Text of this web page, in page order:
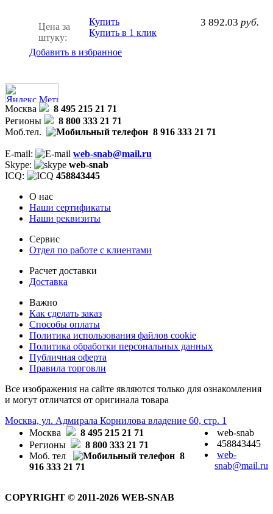
Цена за
штуку:
3 892.03 руб.
Купить
Купить в 1 клик
Добавить в избранное
Москва
8 495 215 21 71
Регионы
8 800 333 21 71
Моб.тел.
8 916 333 21 71
E-mail:
web-snab@mail.ru
Skype:
web-snab
ICQ:
458843445
О нас
Наши сертификаты
Наши реквизиты
Сервис
Отдел по работе с клиентами
Расчет доставки
Доставка
Важно
Как сделать заказ
Способы оплаты
Политика использования файлов cookie
Политика обработки персональных данных
Публичная оферта
Правила торговли
Все изображения на сайте являются только для ознакомления
и могут отличатся от оригинала товара
Москва, ул. Адмирала Корнилова владение 60, стр. 1
Москва
8 495 215 21 71
Регионы
8 800 333 21 71
Моб. тел
8
916 333 21 71
web-snab
458843445
web-
snab@mail.ru
COPYRIGHT © 2011-2026 WEB-SNAB